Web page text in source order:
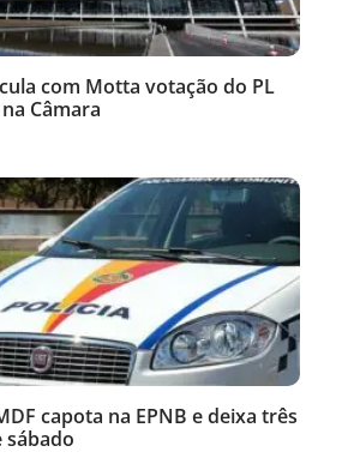
com Motta votação do PL
Câmara
capota na EPNB e deixa três
sábado